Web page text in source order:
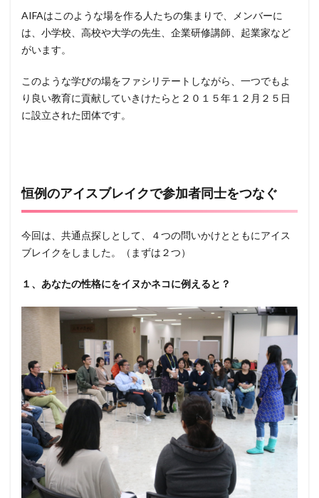
AIFAはこのような場を作る人たちの集まりで、メンバーに
は、小学校、高校や大学の先生、企業研修講師、起業家など
がいます。
このような学びの場をファシリテートしながら、一つでもよ
り良い教育に貢献していきけたらと２０１５年１２月２５日
に設立された団体です。
恒例のアイスブレイクで参加者同士をつなぐ
今回は、共通点探しとして、４つの問いかけとともにアイス
ブレイクをしました。（まずは２つ）
１、あなたの性格にをイヌかネコに例えると？